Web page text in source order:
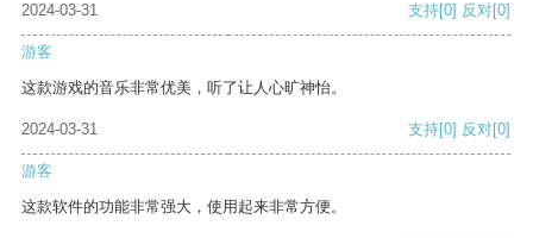
2024-03-31 支持[0] 反对[0]
游客
这款游戏的音乐非常优美，听了让人心旷神怡。
2024-03-31 支持[0] 反对[0]
游客
这款软件的功能非常强大，使用起来非常方便。